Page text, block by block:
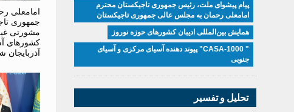
امامعلی
جمهوری
مشورتی
کشورهای
پیام پیشوای ملت، رئیس جمهوری تاجیکستان محترم
امامعلی رحمان به مجلس عالی جمهوری تاجیکستان
همایش بین‌المللی ادیبان کشور‌های حوزه نوروز
" CASA-1000" پیوند دهنده آسیای مرکزی و آسیای
جنوبی
تحلیل و تفسیر